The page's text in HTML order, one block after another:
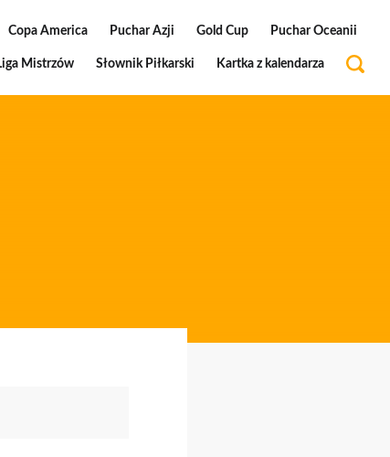
Copa America Puchar Azji Gold Cup Puchar Oceanii
Mistrzów Słownik Piłkarski Kartka z kalendarza